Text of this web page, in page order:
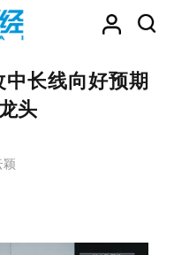
长线向好预期
头